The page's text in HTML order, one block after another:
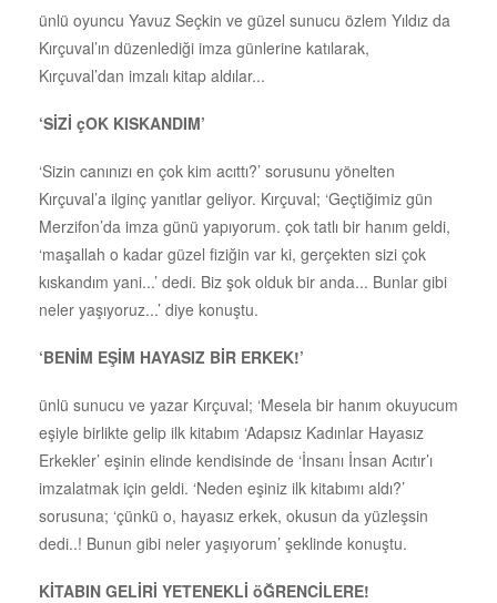
ünlü oyuncu Yavuz Seçkin ve güzel sunucu özlem Yıldız da
Kırçuval’ın düzenlediği imza günlerine katılarak,
Kırçuval’dan imzalı kitap aldılar...
‘SİZİ çOK KISKANDIM’
‘Sizin canınızı en çok kim acıttı?’ sorusunu yönelten
Kırçuval’a ilginç yanıtlar geliyor. Kırçuval; ‘Geçtiğimiz gün
Merzifon’da imza günü yapıyorum. çok tatlı bir hanım geldi,
‘maşallah o kadar güzel fiziğin var ki, gerçekten sizi çok
kıskandım yani...’ dedi. Biz şok olduk bir anda... Bunlar gibi
neler yaşıyoruz...’ diye konuştu.
‘BENİM EŞİM HAYASIZ BİR ERKEK!’
ünlü sunucu ve yazar Kırçuval; ‘Mesela bir hanım okuyucum
eşiyle birlikte gelip ilk kitabım ‘Adapsız Kadınlar Hayasız
Erkekler’ eşinin elinde kendisinde de ‘İnsanı İnsan Acıtır’ı
imzalatmak için geldi. ‘Neden eşiniz ilk kitabımı aldı?’
sorusuna; ‘çünkü o, hayasız erkek, okusun da yüzleşsin
dedi..! Bunun gibi neler yaşıyorum’ şeklinde konuştu.
KİTABIN GELİRİ YETENEKLİ öĞRENCİLERE!